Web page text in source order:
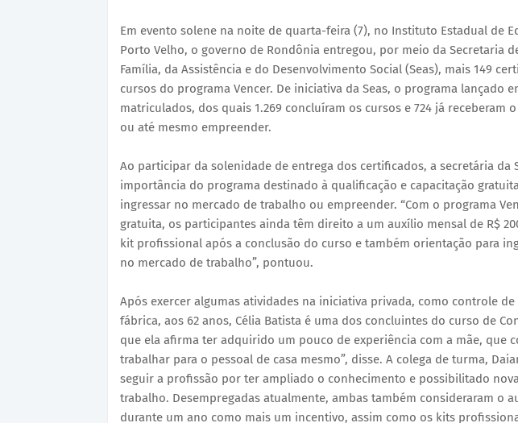
Em evento solene na noite de quarta-feira (7), no Instituto Estadual de
Porto Velho, o governo de Rondônia entregou, por meio da Secretaria
Família, da Assistência e do Desenvolvimento Social (Seas), mais 149
cursos do programa Vencer. De iniciativa da Seas, o programa lançado
matriculados, dos quais 1.269 concluíram os cursos e 724 já receberam
ou até mesmo empreender.
Ao participar da solenidade de entrega dos certificados, a secretária da
importância do programa destinado à qualificação e capacitação
ingressar no mercado de trabalho ou empreender. “Com o programa
gratuita, os participantes ainda têm direito a um auxílio mensal de R$
kit profissional após a conclusão do curso e também orientação para
no mercado de trabalho”, pontuou.
Após exercer algumas atividades na iniciativa privada, como controle
fábrica, aos 62 anos, Célia Batista é uma dos concluintes do curso de
que ela afirma ter adquirido um pouco de experiência com a mãe, que
trabalhar para o pessoal de casa mesmo”, disse. A colega de turma,
seguir a profissão por ter ampliado o conhecimento e possibilitado
trabalho. Desempregadas atualmente, ambas também consideraram o
durante um ano como mais um incentivo, assim como os kits